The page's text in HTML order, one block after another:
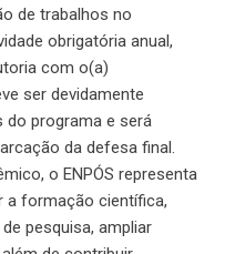
de trabalhos no
obrigatória anual,
com o(a)
ser devidamente
do programa e será
da defesa final.
o ENPÓS representa
a formação científica,
pesquisa, ampliar